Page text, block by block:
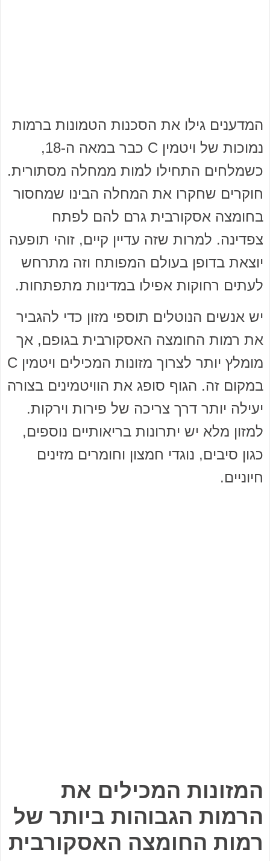
המדענים גילו את הסכנות הטמונות ברמות
נמוכות של ויטמין C כבר במאה ה-18,
כשמלחים התחילו למות ממחלה מסתורית.
חוקרים שחקרו את המחלה הבינו שמחסור
בחומצה אסקורבית גרם להם לפתח
צפדינה. למרות שזה עדיין קיים, זוהי תופעה
יוצאת בדופן בעולם המפותח וזה מתרחש
לעתים רחוקות אפילו במדינות מתפתחות.
יש אנשים הנוטלים תוספי מזון כדי להגביר
את רמות החומצה האסקורבית בגופם, אך
מומלץ יותר לצרוך מזונות המכילים ויטמין C
במקום זה. הגוף סופג את הוויטמינים בצורה
יעילה יותר דרך צריכה של פירות וירקות.
למזון מלא יש יתרונות בריאותיים נוספים,
כגון סיבים, נוגדי חמצון וחומרים מזינים
חיוניים.
המזונות המכילים את
הרמות הגבוהות ביותר של
רמות החומצה האסקורבית